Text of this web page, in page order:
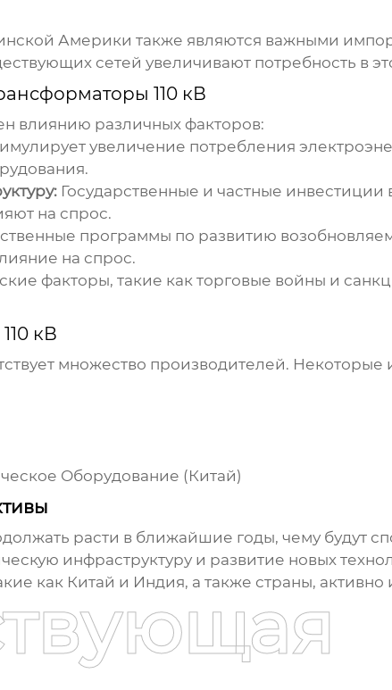
Америки также являются важными
сетей увеличивают потребность в
110 кВ
влиянию различных факторов:
увеличение потребления
Государственные и частные инвестиции
на спрос.
программы по развитию
на спрос.
факторы, такие как торговые войны и
кВ
множество производителей.
Оборудование (Китай)
расти в ближайшие годы, чему будут
инфраструктуру и развитие новых
как Китай и Индия, а также страны,